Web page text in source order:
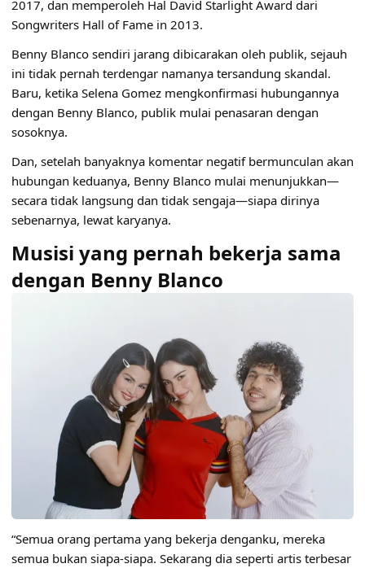
2017, dan memperoleh Hal David Starlight Award dari
Songwriters Hall of Fame in 2013.
Benny Blanco sendiri jarang dibicarakan oleh publik, sejauh
ini tidak pernah terdengar namanya tersandung skandal.
Baru, ketika Selena Gomez mengkonfirmasi hubungannya
dengan Benny Blanco, publik mulai penasaran dengan
sosoknya.
Dan, setelah banyaknya komentar negatif bermunculan akan
hubungan keduanya, Benny Blanco mulai menunjukkan—
secara tidak langsung dan tidak sengaja—siapa dirinya
sebenarnya, lewat karyanya.
Musisi yang pernah bekerja sama
dengan Benny Blanco
“Semua orang pertama yang bekerja denganku, mereka
semua bukan siapa-siapa. Sekarang dia seperti artis terbesar